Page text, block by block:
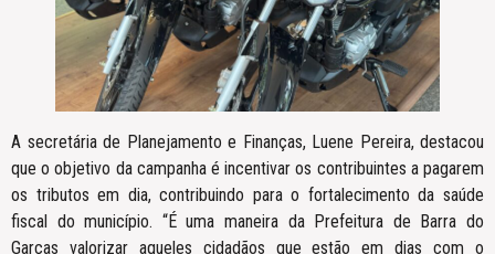
A secretária de Planejamento e Finanças, Luene Pereira, destacou
que o objetivo da campanha é incentivar os contribuintes a pagarem
os tributos em dia, contribuindo para o fortalecimento da saúde
fiscal do município. “É uma maneira da Prefeitura de Barra do
Garças valorizar aqueles cidadãos que estão em dias com o